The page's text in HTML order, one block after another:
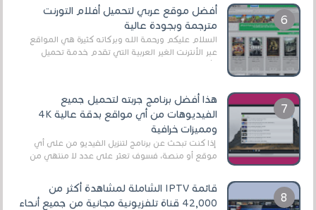
أفضل موقع عربي لتحميل أفلام التورنت
مترجمة وبجودة عالية
السلام عليكم ورحمة الله وبركاته كثيرة هي المواقع
عبر الأنترنت الغير العربية التي تقدم خدمة تحميل
الأفلام على التورنت ، ومعظم هذه المواقع ل...
هذا أفضل برنامج جربته لتحميل جميع
الفيديوهات من أي مواقع بدقة عالية 4K
ومميزات خرافية
إذا كنت تبحث عن برنامج لتنزيل الفيديو من على أي
موقع أو منصة، فسوف تعثر على عدد لا منتهي من
قائمة IPTV الشاملة لمشاهدة أكثر من
42,000 قناة تلفزيونية مجانية من جميع أنحاء